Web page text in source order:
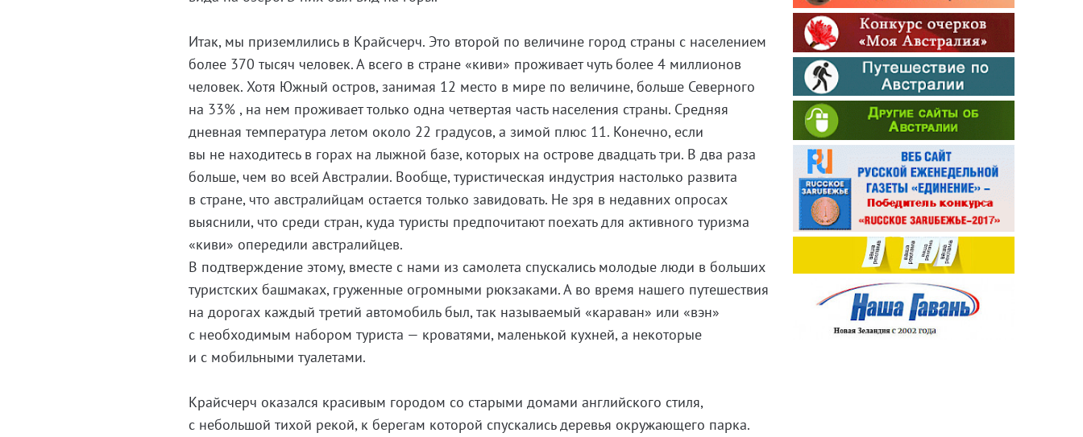
Итак, мы приземлились в Крайсчерч. Это второй по величине город страны с населением
более 370 тысяч человек. А всего в стране «киви» проживает чуть более 4 миллионов
человек. Хотя Южный остров, занимая 12 место в мире по величине, больше Северного
на 33% , на нем проживает только одна четвертая часть населения страны. Средняя
дневная температура летом около 22 градусов, а зимой плюс 11. Конечно, если
вы не находитесь в горах на лыжной базе, которых на острове двадцать три. В два раза
больше, чем во всей Австралии. Вообще, туристическая индустрия настолько развита
в стране, что австралийцам остается только завидовать. Не зря в недавних опросах
выяснили, что среди стран, куда туристы предпочитают поехать для активного туризма
«киви» опередили австралийцев.
В подтверждение этому, вместе с нами из самолета спускались молодые люди в больших
туристских башмаках, груженные огромными рюкзаками. А во время нашего путешествия
на дорогах каждый третий автомобиль был, так называемый «караван» или «вэн»
с необходимым набором туриста — кроватями, маленькой кухней, а некоторые
и с мобильными туалетами.
Крайсчерч оказался красивым городом со старыми домами английского стиля,
с небольшой тихой рекой, к берегам которой спускались деревья окружающего парка.